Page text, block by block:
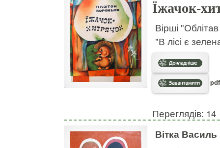
Їжачок-
Вірші
"В лісі є
Переглядів: 14
Вітка Василь